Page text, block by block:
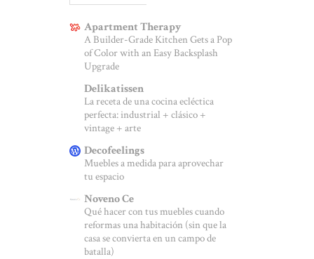
Apartment Therapy
A Builder-Grade Kitchen Gets a Pop
of Color with an Easy Backsplash
Upgrade
Delikatissen
La receta de una cocina ecléctica
perfecta: industrial + clásico +
vintage + arte
Decofeelings
Muebles a medida para aprovechar
tu espacio
Noveno Ce
Qué hacer con tus muebles cuando
reformas una habitación (sin que la
casa se convierta en un campo de
batalla)